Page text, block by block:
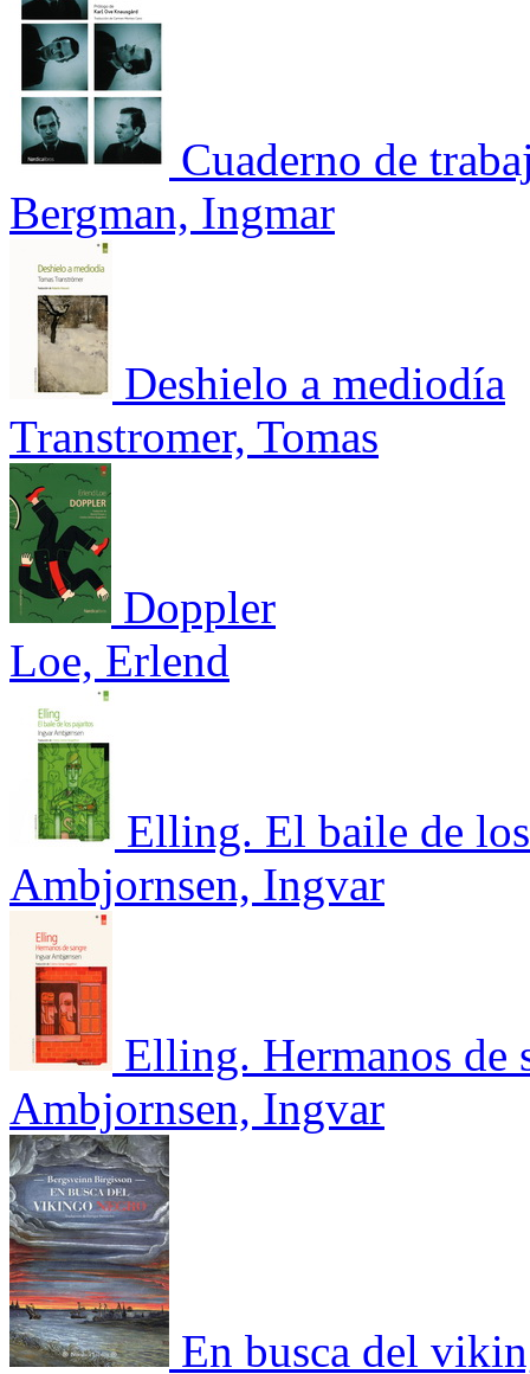
Cuaderno de
Bergman, Ingmar
Deshielo a mediodía
Transtromer, Tomas
Doppler
Loe, Erlend
Elling. El baile de
Ambjornsen, Ingvar
Elling. Hermanos de
Ambjornsen, Ingvar
En busca del